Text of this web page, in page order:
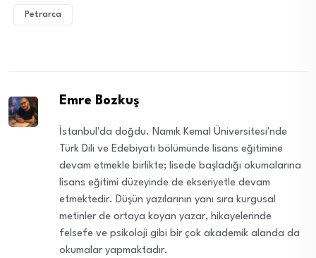
Petrarca
Emre Bozkuş
İstanbul'da doğdu. Namık Kemal Üniversitesi'nde
Türk Dili ve Edebiyatı bölümünde lisans eğitimine
devam etmekle birlikte; lisede başladığı okumalarına
lisans eğitimi düzeyinde de ekseriyetle devam
etmektedir. Düşün yazılarının yanı sıra kurgusal
metinler de ortaya koyan yazar, hikayelerinde
felsefe ve psikoloji gibi bir çok akademik alanda da
okumalar yapmaktadır.